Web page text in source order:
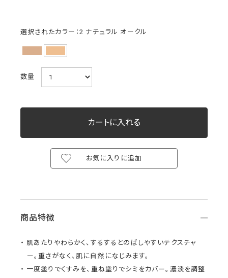
選択されたカラー：2 ナチュラル オークル
数量
お気に入りに追加
商品特徴
肌あたりやわらかく、するするとのばしやすいテクスチャ
ー。重さがなく、肌に自然になじみます。
一度塗りでくすみを、重ね塗りでシミをカバー。濃淡を調整